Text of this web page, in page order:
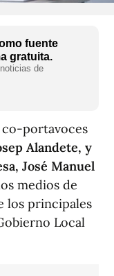
fuente
gratuita.
de
co-portavoces
Alandete, y
José Manuel
medios de
los principales
Local